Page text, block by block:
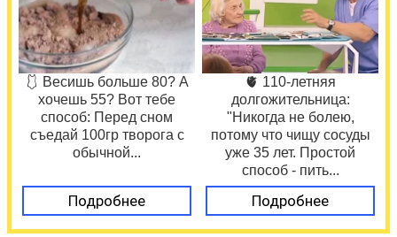
🩱 Весишь больше 80? А
хочешь 55? Вот тебе
способ: Перед сном
съедай 100гр творога с
обычной...
Подробнее
🫀 110-летняя
долгожительница:
"Никогда не болею,
потому что чищу сосуды
уже 35 лет. Простой
способ - пить...
Подробнее